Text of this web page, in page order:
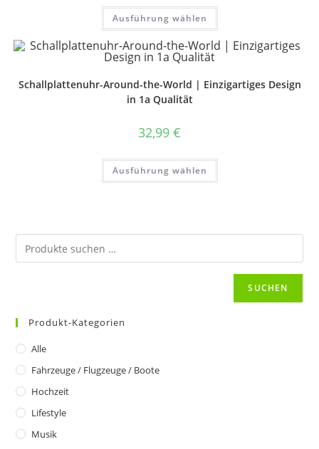
Ausführung wählen
Dieses
weist
mehrere
Varianten
Optionen
können
Schallplattenuhr-Around-the-World | Einzigartiges Design
in 1a Qualität
32,99 €
Ausführung wählen
Dieses
weist
Optionen
der
Produktseite
gewählt
werdenSUCHEN
Produkt-Kategorien
Alle
Fahrzeuge / Flugzeuge / Boote
Hochzeit
Lifestyle
Musik